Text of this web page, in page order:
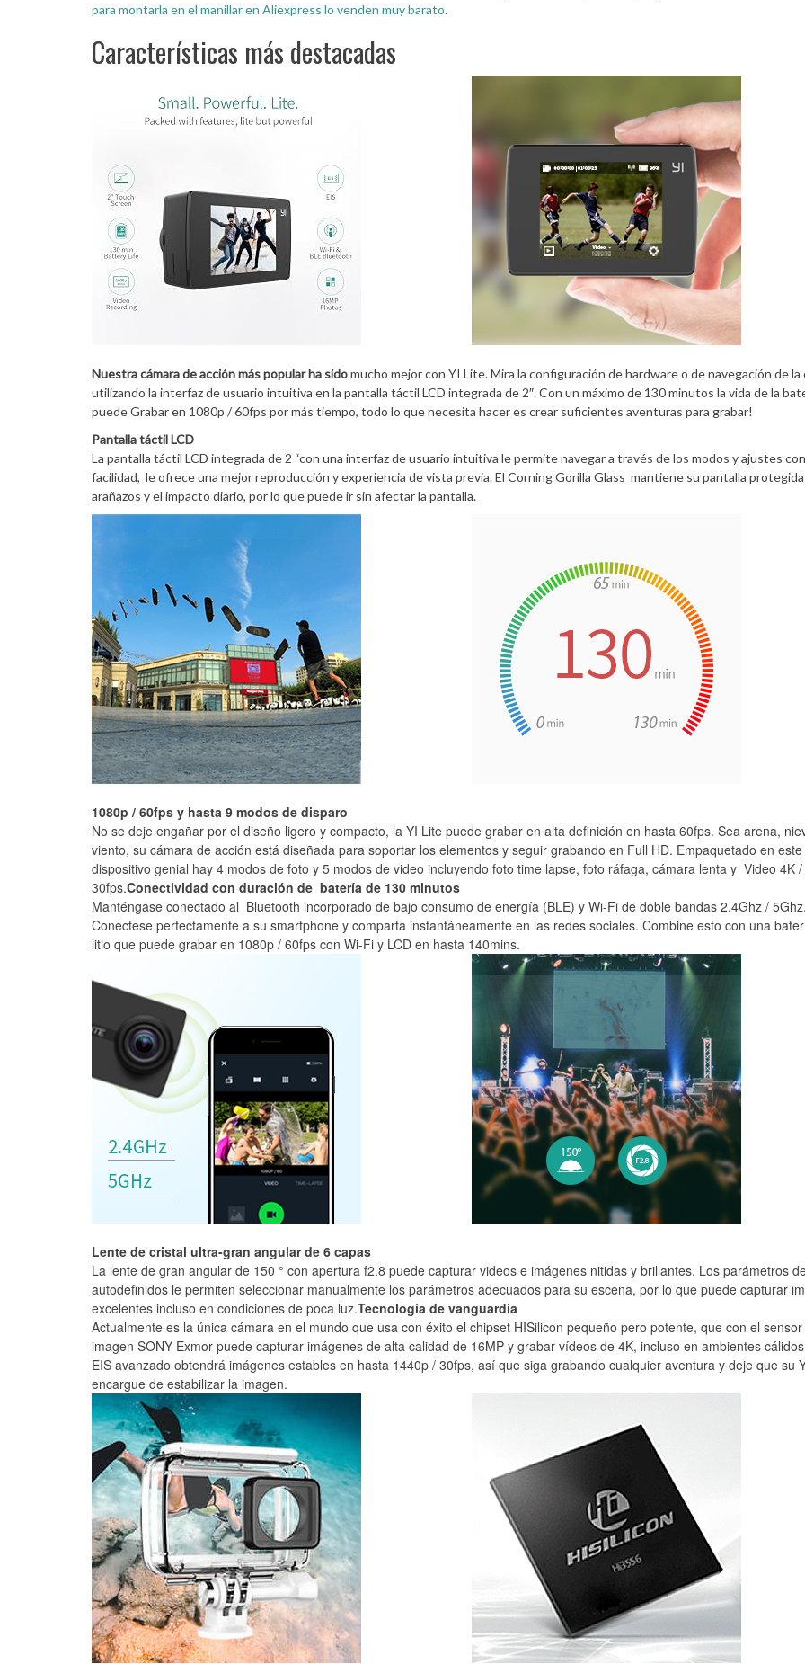
para montarla en el manillar en Aliexpress lo venden muy barato.
Características más destacadas
Nuestra cámara de acción más popular ha sidomucho mejor con YI Lite. Mira la configuración de hardware o de navegación de la
utilizando la interfaz de usuario intuitiva en la pantalla táctil LCD integrada de 2″. Con un máximo de 130 minutos la vida de la
puede Grabar en 1080p / 60fps por más tiempo, todo lo que necesita hacer es crear suficientes aventuras para grabar!
Pantalla táctil LCD
La pantalla táctil LCD integrada de 2 “con una interfaz de usuario intuitiva le permite navegar a través de los modos y ajustes con
facilidad, le ofrece una mejor reproducción y experiencia de vista previa. El Corning Gorilla Glass mantiene su pantalla
arañazos y el impacto diario, por lo que puede ir sin afectar la pantalla.
1080p / 60fps y hasta 9 modos de disparo
No se deje engañar por el diseño ligero y compacto, la YI Lite puede grabar en alta definición en hasta 60fps. Sea arena,
viento, su cámara de acción está diseñada para soportar los elementos y seguir grabando en Full HD. Empaquetado en este
dispositivo genial hay 4 modos de foto y 5 modos de video incluyendo foto time lapse, foto ráfaga, cámara lenta y Video 4K /
30fps.Conectividad con duración de batería de 130 minutos
Manténgase conectado al Bluetooth incorporado de bajo consumo de energía (BLE) y Wi-Fi de doble bandas 2.4Ghz / 5Ghz.
Conéctese perfectamente a su smartphone y comparta instantáneamente en las redes sociales. Combine esto con una
litio que puede grabar en 1080p / 60fps con Wi-Fi y LCD en hasta 140mins.
Lente de cristal ultra-gran angular de 6 capas
La lente de gran angular de 150 ° con apertura f2.8 puede capturar videos e imágenes nitidas y brillantes. Los parámetros
autodefinidos le permiten seleccionar manualmente los parámetros adecuados para su escena, por lo que puede capturar
excelentes incluso en condiciones de poca luz.Tecnología de vanguardia
Actualmente es la única cámara en el mundo que usa con éxito el chipset HISilicon pequeño pero potente, que con el
imagen SONY Exmor puede capturar imágenes de alta calidad de 16MP y grabar vídeos de 4K, incluso en ambientes
EIS avanzado obtendrá imágenes estables en hasta 1440p / 30fps, así que siga grabando cualquier aventura y deje que su
encargue de estabilizar la imagen.